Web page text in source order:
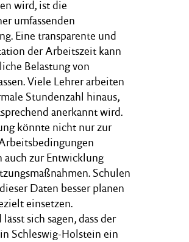
wird, ist die
umfassenden
Eine transparente und
der Arbeitszeit kann
Belastung von
Viele Lehrer arbeiten
Stundenzahl hinaus,
anerkannt wird.
könnte nicht nur zur
auch zur Entwicklung
Schulen
Daten besser planen
einsetzen.
sich sagen, dass der
Schleswig-Holstein ein